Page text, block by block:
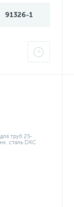
91326-1